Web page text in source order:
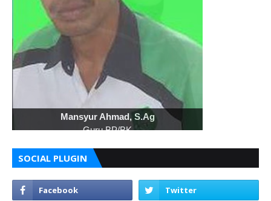
Mansyur Ahmad, S.Ag
Guru BP/BK
SOCIAL PLUGIN